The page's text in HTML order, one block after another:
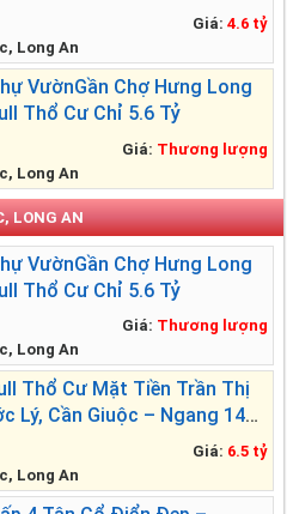
Giá: 4.6 tỷ
Long An
VườnGần Chợ Hưng Long
Thổ Cư Chỉ 5.6 Tỷ
Giá: Thương lượng
Long An
LONG AN
VườnGần Chợ Hưng Long
Thổ Cư Chỉ 5.6 Tỷ
Giá: Thương lượng
Long An
Thổ Cư Mặt Tiền Trần Thị
Lý, Cần Giuộc – Ngang 14m
Giá: 6.5 tỷ
Long An